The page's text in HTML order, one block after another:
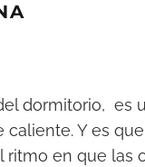
dormitorio, es
Y es
ritmo en que las